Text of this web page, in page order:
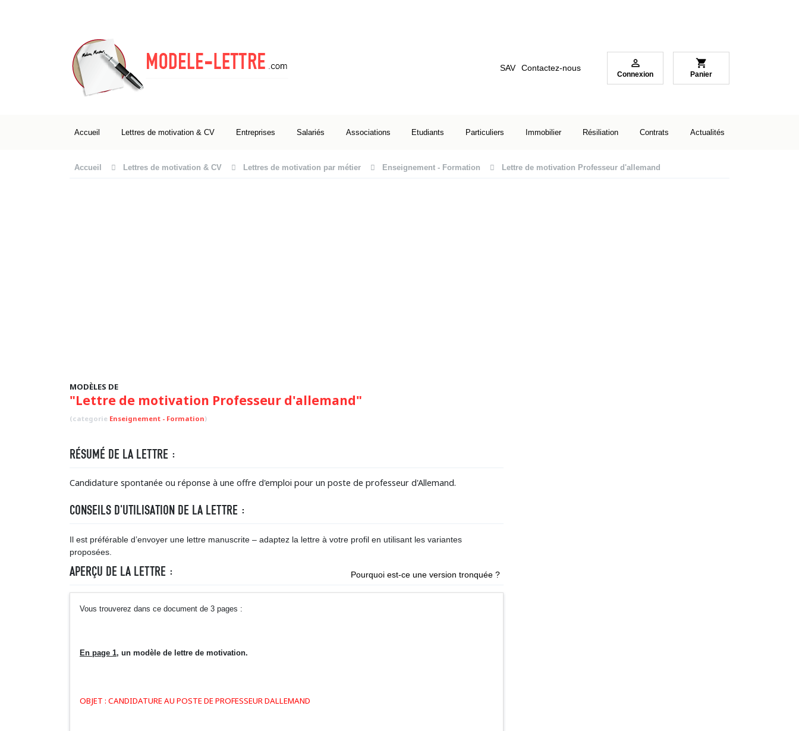
SAV Contactez-nous 
Connexion
shopping_cart
Panier
Accueil Lettres de motivation & CV Entreprises Salariés Associations Etudiants Particuliers Immobilier Résiliation Contrats Actualités
Accueil Lettres de motivation & CV Lettres de motivation par métier Enseignement - Formation Lettre de motivation Professeur d'allemand
MODÈLES DE
"Lettre de motivation Professeur d'allemand"
(categorie Enseignement - Formation)
RÉSUMÉ DE LA LETTRE :
Candidature spontanée ou réponse à une offre d'emploi pour un poste de professeur d'Allemand.
CONSEILS D'UTILISATION DE LA LETTRE :
Il est préférable d’envoyer une lettre manuscrite – adaptez la lettre à votre profil en utilisant les variantes
proposées.
APERÇU DE LA LETTRE : Pourquoi est-ce une version tronquée ?
Vous trouverez dans ce document de 3 pages :
En page 1, un modèle de lettre de motivation.
OBJET : CANDIDATURE AU POSTE DE PROFESSEUR DALLEMAND